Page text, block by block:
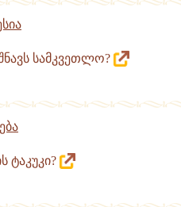
სამკვეთლო?
ტაკუკი?